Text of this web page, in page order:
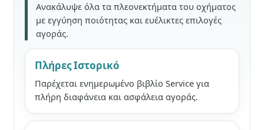
Ανακάλυψε όλα τα πλεονεκτήματα του οχήματος
με εγγύηση ποιότητας και ευέλικτες επιλογές
αγοράς.
Πλήρες Ιστορικό
Παρέχεται ενημερωμένο βιβλίο Service για
πλήρη διαφάνεια και ασφάλεια αγοράς.